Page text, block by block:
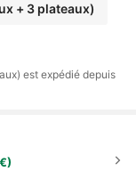
+ 3 plateaux)
est expédié depuis